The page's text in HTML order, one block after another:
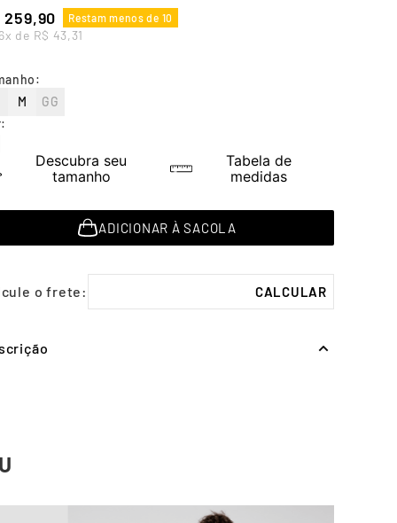
259,90 Restam menos de 10
6x de R$ 43,31
:
:
M GG
Descubra seu
tamanho
Tabela de
medidas
ADICIONAR À SACOLA